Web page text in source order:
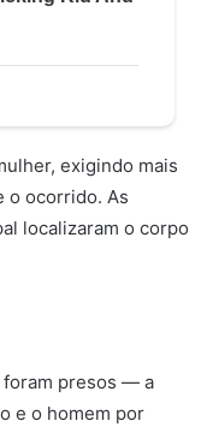
exigindo mais
o ocorrido. As
localizaram o corpo
foram presos — a
e o homem por